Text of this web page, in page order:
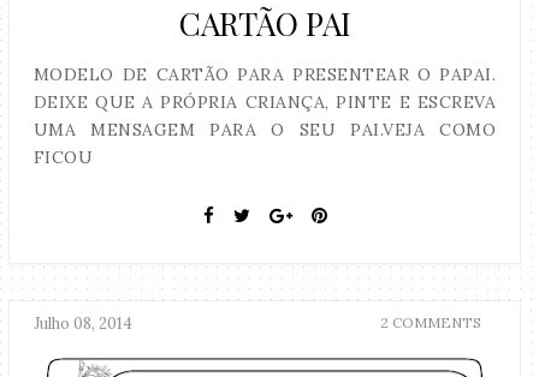
CARTÃO PAI
MODELO DE CARTÃO PARA PRESENTEAR O PAPAI.
DEIXE QUE A PRÓPRIA CRIANÇA, PINTE E ESCREVA
UMA MENSAGEM PARA O SEU PAI.VEJA COMO
FICOU
Julho 08, 2014 2 COMMENTS